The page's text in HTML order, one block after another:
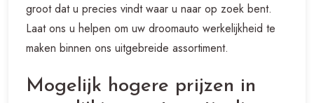
groot dat u precies vindt waar u naar op zoek bent.
Laat ons u helpen om uw droomauto werkelijkheid te
maken binnen ons uitgebreide assortiment.
Mogelijk hogere prijzen in